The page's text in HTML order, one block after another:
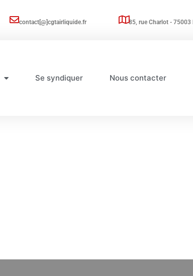
contact[@]cgtairliquide.fr 85, rue Charlot - 75003
Se syndiquer Nous contacter